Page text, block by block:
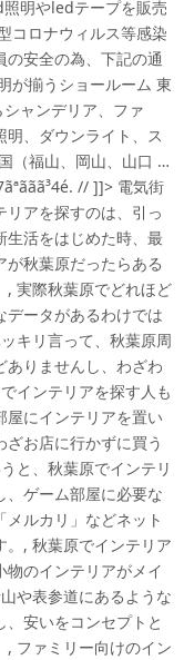
明やledテープを販売
コロナウィルス等感染
安全の為、下記の通
が揃うショールーム 東
ャンデリア、ファ
明、ダウンライト、ス
（福山、岡山、山口 …
// ]]> 電気街
アを探すのは、引っ
生活をはじめた時、最
秋葉原だったらある
, 実際秋葉原でどれほど
データがあるわけでは
キリ言って、秋葉原周
ありませんし、わざわ
インテリアを探す人も
屋にインテリアを置い
お店に行かずに買う
と、秋葉原でインテリ
、ゲーム部屋に必要な
ルカリ」などネット
。, 秋葉原でインテリア
のインテリアがメイ
や表参道にあるような
安いをコンセプトと
, ファミリー向けのイン